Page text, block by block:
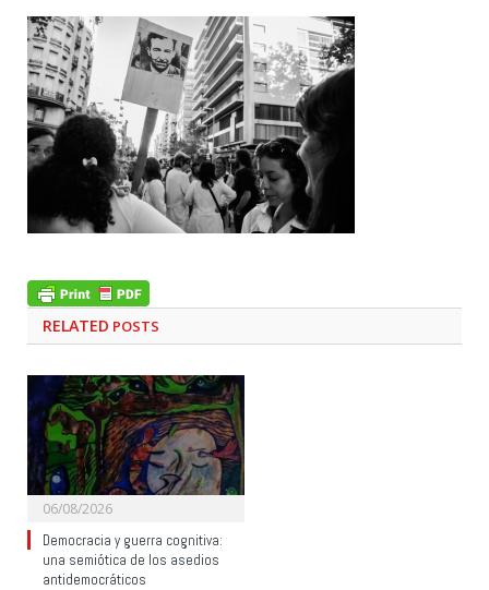
RELATED POSTS
06/08/2026
Democracia y guerra cognitiva:
una semiótica de los asedios
antidemocráticos